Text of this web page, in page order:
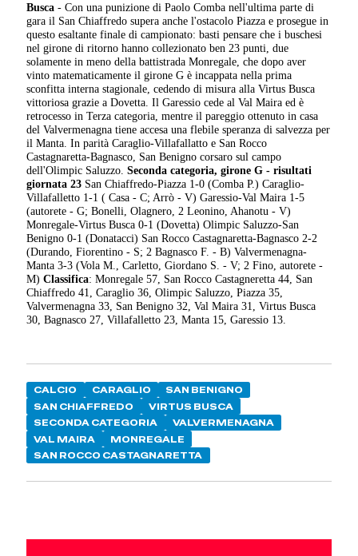
Busca - Con una punizione di Paolo Comba nell'ultima parte di
gara il San Chiaffredo supera anche l'ostacolo Piazza e prosegue in
questo esaltante finale di campionato: basti pensare che i buschesi
nel girone di ritorno hanno collezionato ben 23 punti, due
solamente in meno della battistrada Monregale, che dopo aver
vinto matematicamente il girone G è incappata nella prima
sconfitta interna stagionale, cedendo di misura alla Virtus Busca
vittoriosa grazie a Dovetta. Il Garessio cede al Val Maira ed è
retrocesso in Terza categoria, mentre il pareggio ottenuto in casa
del Valvermenagna tiene accesa una flebile speranza di salvezza per
il Manta. In parità Caraglio-Villafallatto e San Rocco
Castagnaretta-Bagnasco, San Benigno corsaro sul campo
dell'Olimpic Saluzzo.Seconda categoria, girone G - risultati
giornata 23 San Chiaffredo-Piazza 1-0 (Comba P.) Caraglio-
Villafalletto 1-1 ( Casa - C; Arrò - V) Garessio-Val Maira 1-5
(autorete - G; Bonelli, Olagnero, 2 Leonino, Ahanotu - V)
Monregale-Virtus Busca 0-1 (Dovetta) Olimpic Saluzzo-San
Benigno 0-1 (Donatacci) San Rocco Castagnaretta-Bagnasco 2-2
(Durando, Fiorentino - S; 2 Bagnasco F. - B) Valvermenagna-
Manta 3-3 (Vola M., Carletto, Giordano S. - V; 2 Fino, autorete -
M)Classifica: Monregale 57, San Rocco Castagneretta 44, San
Chiaffredo 41, Caraglio 36, Olimpic Saluzzo, Piazza 35,
Valvermenagna 33, San Benigno 32, Val Maira 31, Virtus Busca
30, Bagnasco 27, Villafalletto 23, Manta 15, Garessio 13.
CALCIO CARAGLIO
SAN BENIGNO
SAN CHIAFFREDO
VIRTUS BUSCA
SECONDA CATEGORIA
VALVERMENAGNA
VAL MAIRA
MONREGALE
SAN ROCCO CASTAGNARETTA